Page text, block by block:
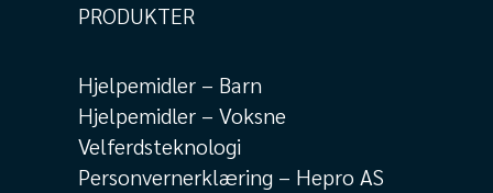
PRODUKTER
Hjelpemidler – Barn
Hjelpemidler – Voksne
Velferdsteknologi
Personvernerklæring – Hepro AS